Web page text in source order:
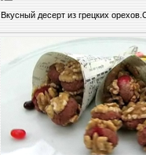
Вкусный десерт из грецких